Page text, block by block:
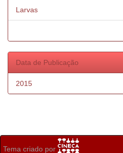
Larvas
Data de Publicação
2015
Tema criado por